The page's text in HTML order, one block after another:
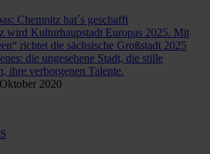
Chemnitz hat´s geschafft
wird Kulturhaupstadt Europas 2025. Mit
richtet die sächsische Großstadt 2025
die ungesehene Stadt, die stille
ihre verborgenen Talente.
2020